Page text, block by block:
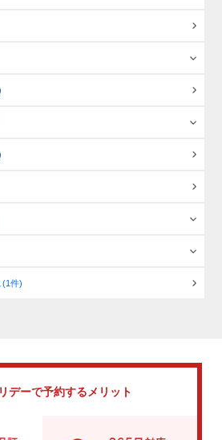
(1件)
デーで予約するメリット